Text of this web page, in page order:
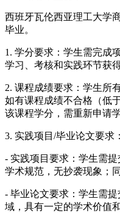
西班牙瓦伦西亚理工大学
毕业。
1. 学分要求：学生需完成
学习、考核和实践环节获
2. 课程成绩要求：学生所
如有课程成绩不合格（低
该课程学分，需重新申请
3. 实践项目/毕业论文要求
- 实践项目要求：学生需
学术规范，无抄袭现象；
- 毕业论文要求：学生需
域，具有一定的学术价值